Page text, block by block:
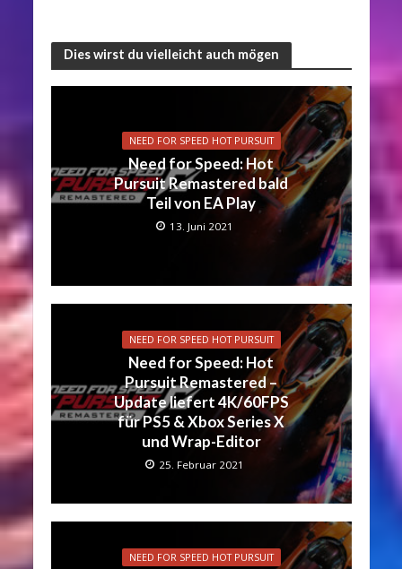
Dies wirst du vielleicht auch mögen
NEED FOR SPEED HOT PURSUIT
Need for Speed: Hot
Pursuit Remastered bald
Teil von EA Play
13. Juni 2021
NEED FOR SPEED HOT PURSUIT
Need for Speed: Hot
Pursuit Remastered –
Update liefert 4K/60FPS
für PS5 & Xbox Series X
und Wrap-Editor
25. Februar 2021
NEED FOR SPEED HOT PURSUIT